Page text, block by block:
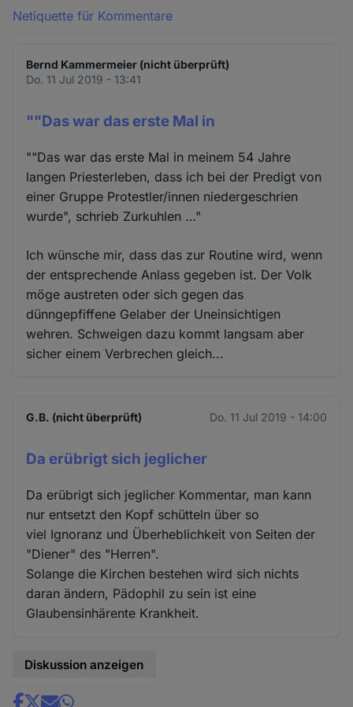
Netiquette für Kommentare
Bernd Kammermeier (nicht überprüft)
Do. 11 Jul 2019 - 13:41
""Das war das erste Mal in
""Das war das erste Mal in meinem 54 Jahre
langen Priesterleben, dass ich bei der Predigt von
einer Gruppe Protestler/innen niedergeschrien
wurde", schrieb Zurkuhlen …"
Ich wünsche mir, dass das zur Routine wird, wenn
der entsprechende Anlass gegeben ist. Der Volk
möge austreten oder sich gegen das
dünngepfiffene Gelaber der Uneinsichtigen
wehren. Schweigen dazu kommt langsam aber
sicher einem Verbrechen gleich...
G.B. (nicht überprüft) Do. 11 Jul 2019 - 14:00
Da erübrigt sich jeglicher
Da erübrigt sich jeglicher Kommentar, man kann
nur entsetzt den Kopf schütteln über so
viel Ignoranz und Überheblichkeit von Seiten der
"Diener" des "Herren".
Solange die Kirchen bestehen wird sich nichts
daran ändern, Pädophil zu sein ist eine
Glaubensinhärente Krankheit.
Diskussion anzeigen